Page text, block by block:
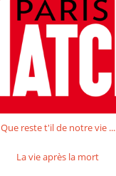
Que reste t'il de notre vie ...
La vie après la mort